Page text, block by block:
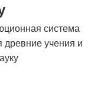
система
учения и